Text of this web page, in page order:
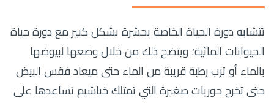
تتشابه دورة الحياة الخاصة بحشرة بشكل كبير مع دورة حياة
الحيوانات المائية؛ ويتضح ذلك من خلال وضعها لبيوضها
بالماء أو ترب رطبة قريبة من الماء حتى ميعاد فقس البيض
حتى تخرج حوريات صغيرة التي تمتلك خياشيم تساعدها على